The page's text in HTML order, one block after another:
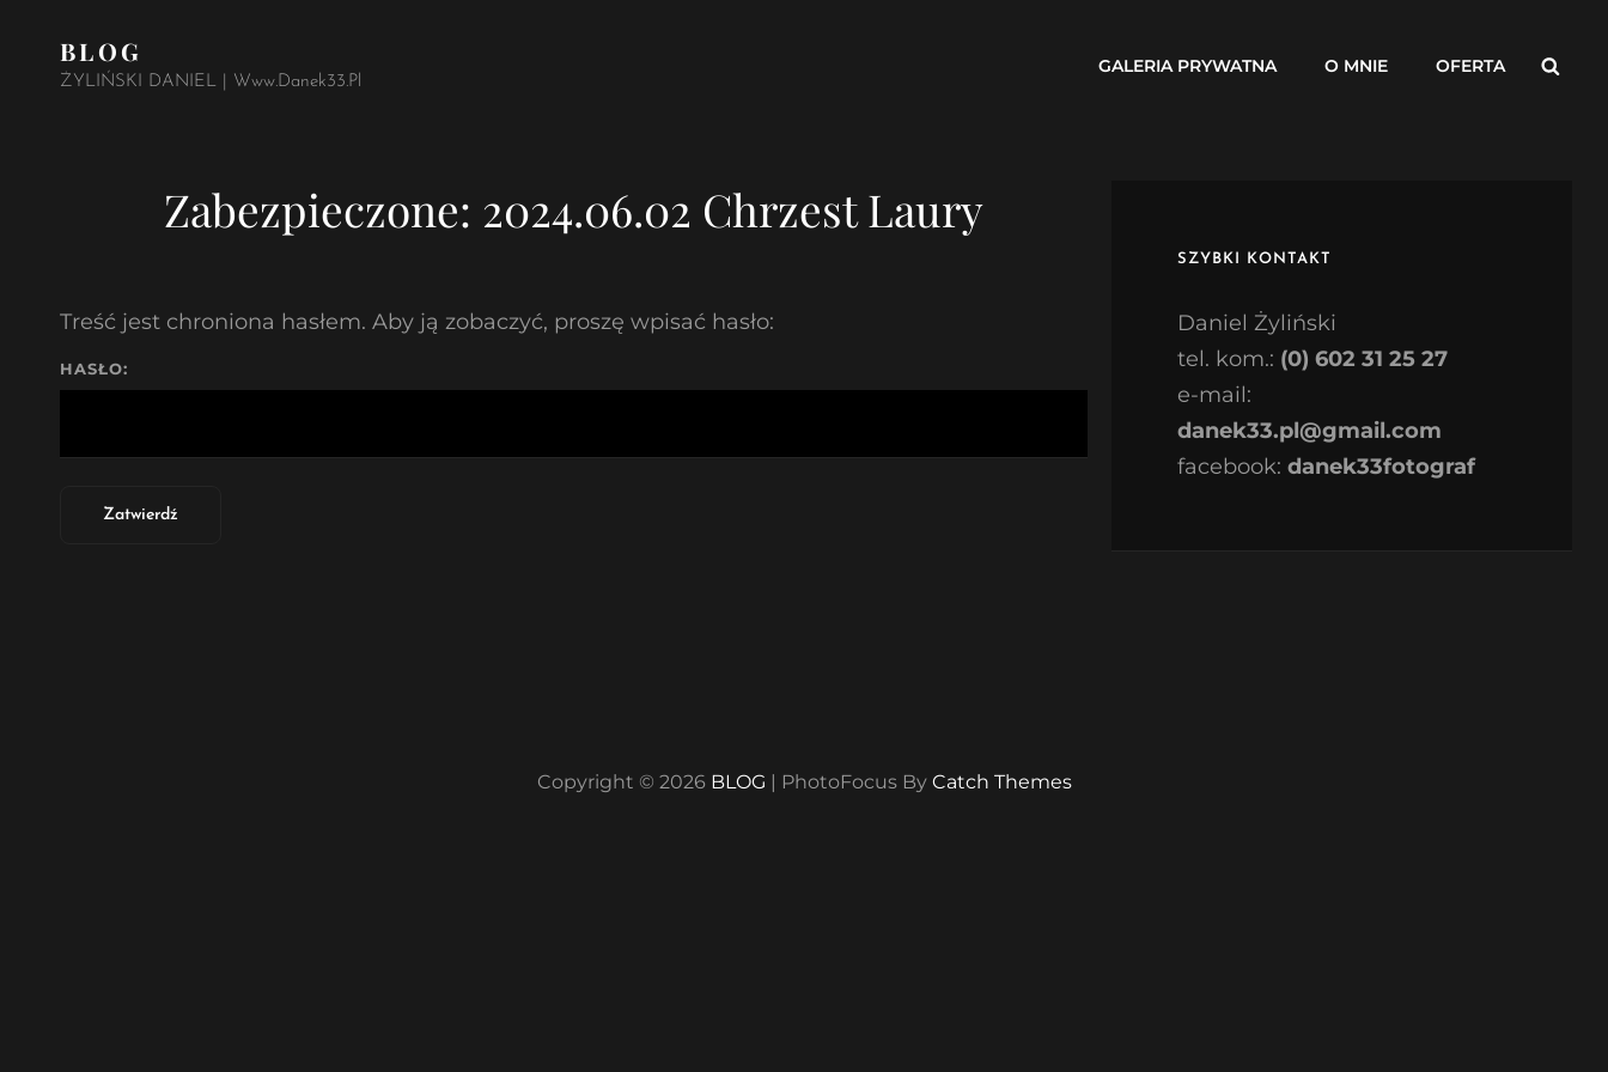
BLOG
ŻYLIŃSKI DANIEL | Www.danek33.pl
GALERIA PRYWATNA O MNIE OFERTA
Zabezpieczone: 2024.06.02 Chrzest Laury
Treść jest chroniona hasłem. Aby ją zobaczyć, proszę wpisać hasło:
HASŁO:
SZYBKI KONTAKT
Daniel Żyliński
tel. kom.: (0) 602 31 25 27
e-mail:
danek33.pl@gmail.com
facebook: danek33fotograf
Copyright © 2026 BLOG PhotoFocus By Catch Themes